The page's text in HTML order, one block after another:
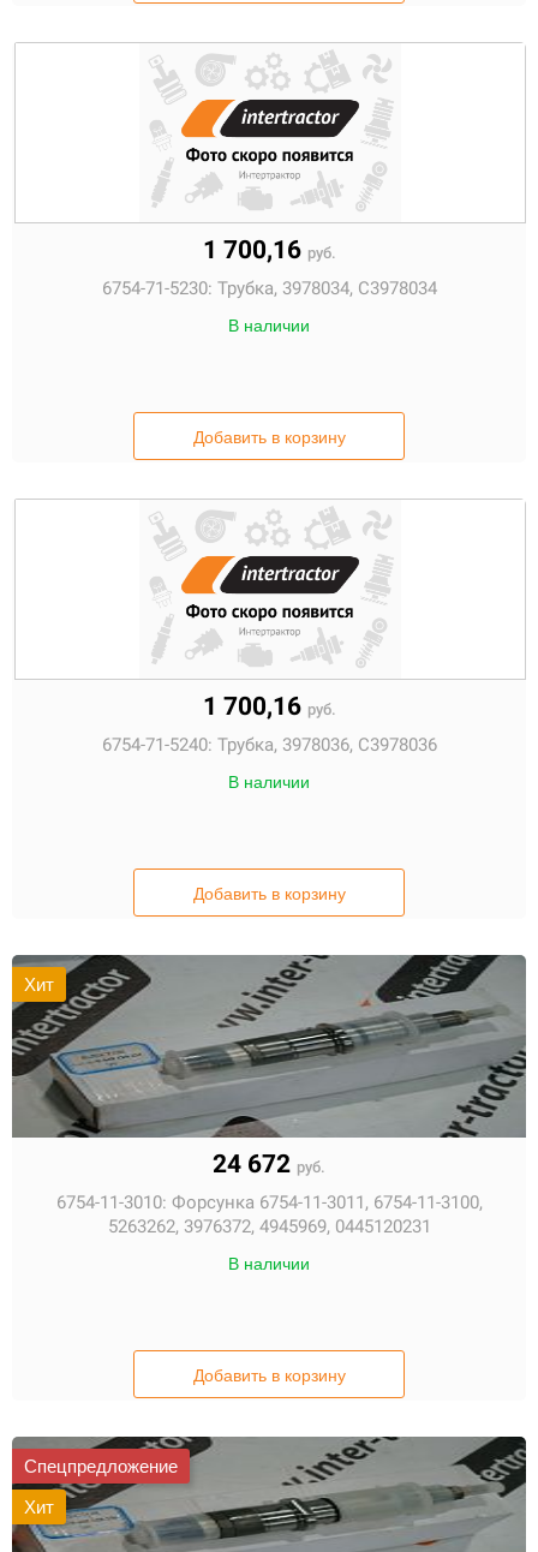
1 700,16 руб.
6754-71-5230: Трубка, 3978034, C3978034
В наличии
Добавить в корзину
1 700,16 руб.
6754-71-5240: Трубка, 3978036, C3978036
В наличии
Добавить в корзину
Хит
24 672 руб.
6754-11-3010: Форсунка 6754-11-3011, 6754-11-3100,
5263262, 3976372, 4945969, 0445120231
В наличии
Добавить в корзину
Спецпредложение
Хит